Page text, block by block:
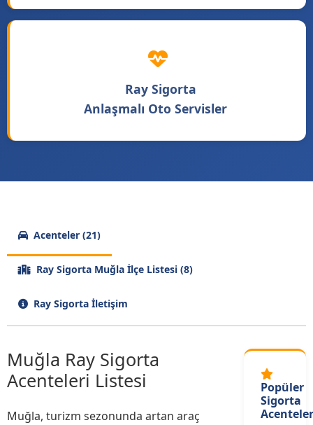
Ray Sigorta
Anlaşmalı Oto Servisler
Acenteler (21)
Ray Sigorta Muğla İlçe Listesi (8)
Ray Sigorta İletişim
Muğla Ray Sigorta
Acenteleri Listesi
Muğla, turizm sezonunda artan araç
Popüler
Sigorta